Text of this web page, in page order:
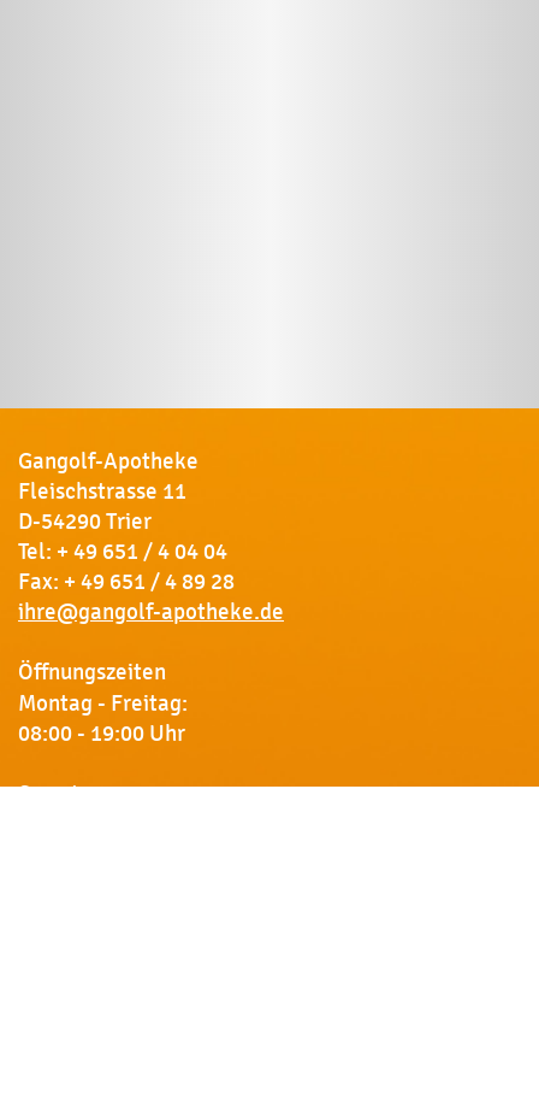
Gangolf-Apotheke
Fleischstrasse 11
D-54290 Trier
Tel: + 49 651 / 4 04 04
Fax: + 49 651 / 4 89 28
ihre@gangolf-apotheke.de
Öffnungszeiten
Montag - Freitag:
08:00 - 19:00 Uhr
Samstag: